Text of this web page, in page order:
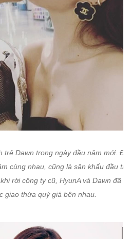
trẻ Dawn trong ngày đầu năm mới.
cùng nhau, cũng là sân khấu đầu
rời công ty cũ, HyunA và Dawn đã
giao thừa quý giá bên nhau.